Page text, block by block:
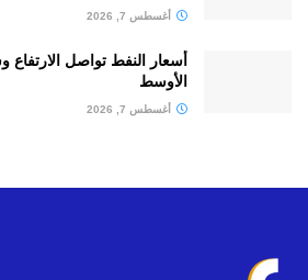
أغسطس 7, 2026
أسعار النفط تواصل
الأوسط
أغسطس 7, 2026